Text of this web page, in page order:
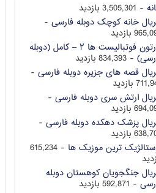
- 3,505,301 بازدید
خانه کوچک دوبله فارسی -
بازدید
کارتون فوتبالیست ها ۲ – کامل (دوبله
- 834,393 بازدید
قصه های جزیره دوبله فارسی -
بازدید
ارتش سری دوبله فارسی -
بازدید
پزشک دهکده دوبله فارسی -
بازدید
ترین موزیک ها
- 615,234
جنگجویان کوهستان دوبله
- 592,871 بازدید